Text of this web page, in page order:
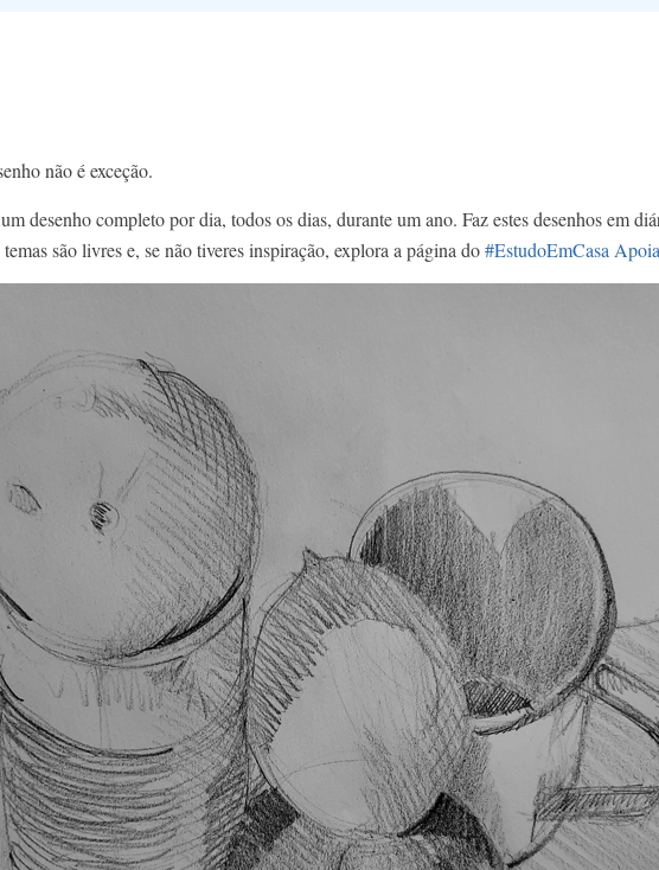
não é exceção.
desenho completo por dia, todos os dias, durante um ano. Faz estes desenhos em
são livres e, se não tiveres inspiração, explora a página do#EstudoEmCasa Apoia